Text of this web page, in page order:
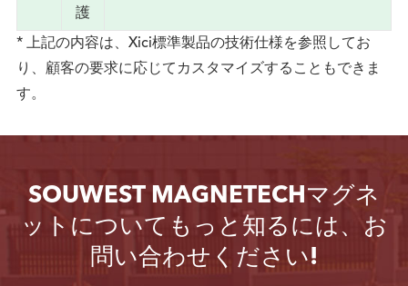
護
* 上記の内容は、Xici標準製品の技術仕様を参照してお
り、顧客の要求に応じてカスタマイズすることもできま
す。
SOUWEST MAGNETECHマグネ
ットについてもっと知るには、お
問い合わせください!